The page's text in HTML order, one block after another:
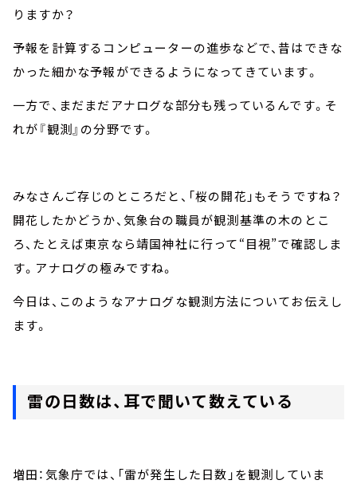
りますか？
予報を計算するコンピューターの進歩などで、昔はできな
かった細かな予報ができるようになってきています。
一方で、まだまだアナログな部分も残っているんです。そ
れが『観測』の分野です。
みなさんご存じのところだと、「桜の開花」もそうですね？
開花したかどうか、気象台の職員が観測基準の木のとこ
ろ、たとえば東京なら靖国神社に行って“目視”で確認しま
す。アナログの極みですね。
今日は、このようなアナログな観測方法についてお伝えし
ます。
雷の日数は、耳で聞いて数えている
増田：気象庁では、「雷が発生した日数」を観測していま